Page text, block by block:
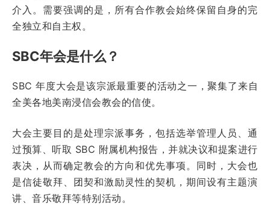
介入。需要强调的是，所有合作教会始终保留自身的完
全独立和自主权。
SBC年会是什么？
SBC 年度大会是该宗派最重要的活动之一，聚集了来自
全美各地美南浸信会教会的信使。
大会主要目的是处理宗派事务，包括选举管理人员、通
过预算、听取 SBC 附属机构报告，并就决议和提案进行
表决，从而确定教会的方向和优先事项。同时，大会也
是信徒敬拜、团契和激励灵性的契机，期间设有主题演
讲、音乐敬拜等特别活动。